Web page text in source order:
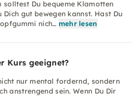
solltest Du bequeme Klamotten
Dich gut bewegen kannst. Hast Du
nich… mehr lesen
Kurs geeignet?
nur mental fordernd, sondern
anstrengend sein. Wenn Du Dir